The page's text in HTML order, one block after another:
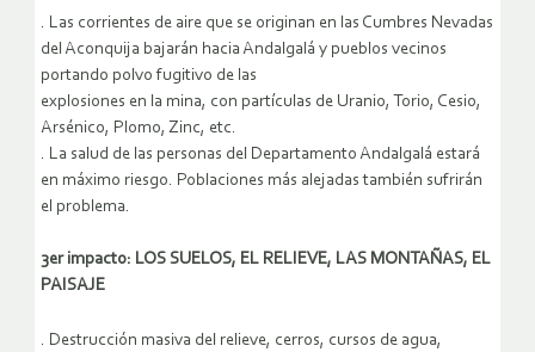
. Las corrientes de aire que se originan en las Cumbres Nevadas
del Aconquija bajarán hacia Andalgalá y pueblos vecinos
portando polvo fugitivo de las
explosiones en la mina, con partículas de Uranio, Torio, Cesio,
Arsénico, Plomo, Zinc, etc.
. La salud de las personas del Departamento Andalgalá estará
en máximo riesgo. Poblaciones más alejadas también sufrirán
el problema.
3er impacto: LOS SUELOS, EL RELIEVE, LAS MONTAÑAS, EL
PAISAJE
. Destrucción masiva del relieve, cerros, cursos de agua,